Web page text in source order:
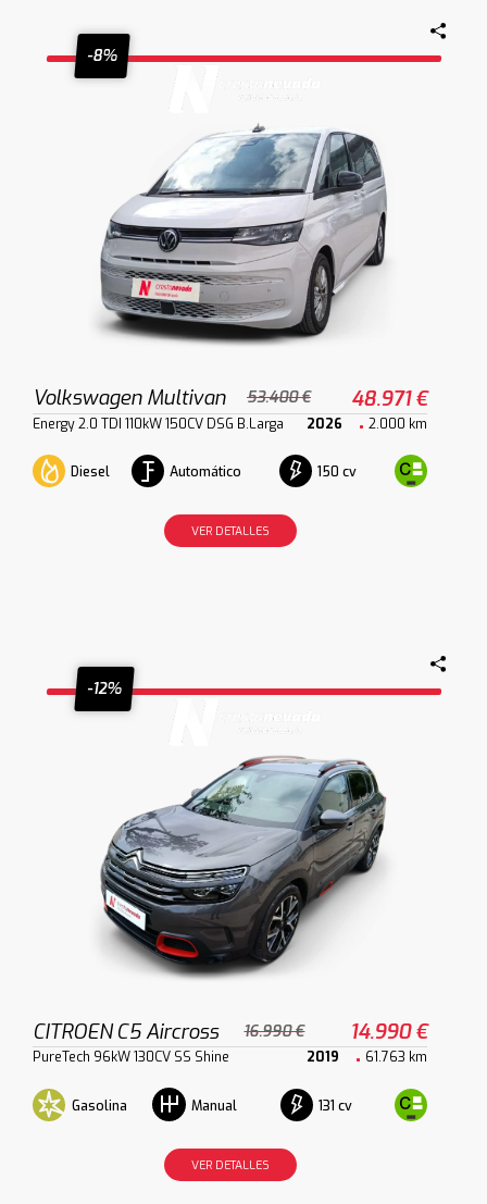
-8%
Volkswagen Multivan 53.400 € 48.971 €
Energy 2.0 TDI 110kW 150CV DSG B.Larga 2026 2.000 km
Diesel Automático 150 cv
VER DETALLES
-12%
CITROEN C5 Aircross 16.990 € 14.990 €
PureTech 96kW 130CV SS Shine 2019 61.763 km
Gasolina Manual 131 cv
VER DETALLES